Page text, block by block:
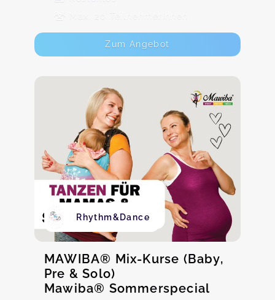
Max. 20 TeilnehmerInnen
Zum Angebot
Rhythm&Dance
MAWIBA® Mix-Kurse (Baby,
Pre & Solo)
Mawiba® Sommerspecial